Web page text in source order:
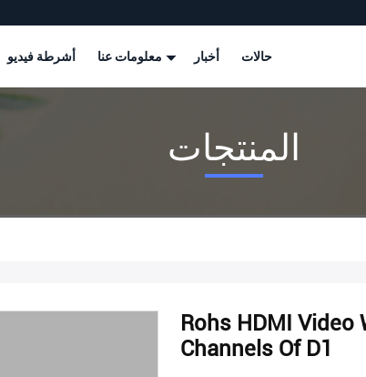
أشرطة فيديو أخبار حالات
المنتجات
Rohs HDMI
Channels Of D1